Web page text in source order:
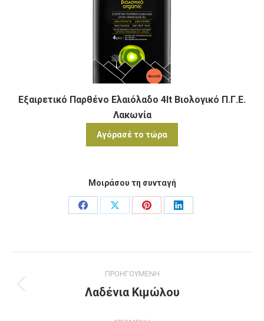
Εξαιρετικό Παρθένο Ελαιόλαδο 4lt Βιολογικό Π.Γ.Ε.
Λακωνία
Αγόρασέ το τώρα
Μοιράσου τη συνταγή
Share
Share
Share
Share
navigation
ΠΡΟΗΓΟΥΜΕΝΗ
Previous
Λαδένια Κιμώλου